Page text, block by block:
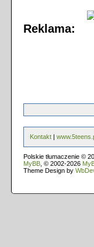
Reklama:
Kontakt |
Polskie tłumaczenie ©
MyBB , © 2002-2026
Theme Design by